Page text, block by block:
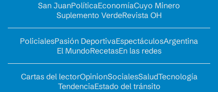
San JuanPolíticaEconomíaCuyo Minero
Suplemento VerdeRevista OH
PolicialesPasión DeportivaEspectáculosArgentina
El MundoRecetasEn las redes
Cartas del lectorOpinionSocialesSaludTecnología
TendenciaEstado del tránsito